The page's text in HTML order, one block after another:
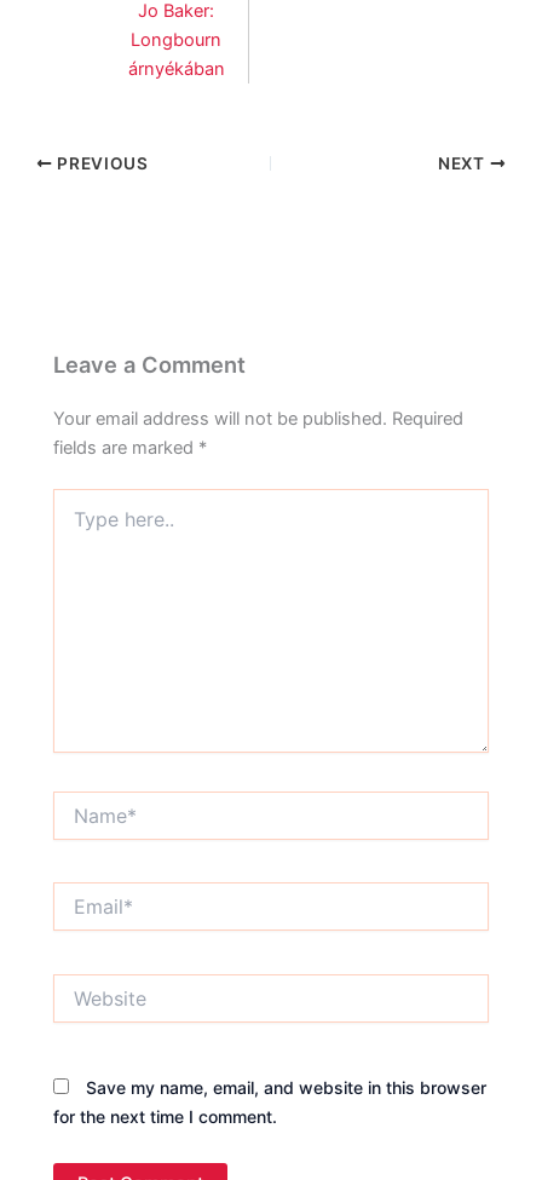
Jo Baker:
Longbourn
árnyékában
PREVIOUS NEXT
Leave a Comment
Your email address will not be published. Required
fields are marked *
here..
Save my name, email, and website in this browser
for the next time I comment.